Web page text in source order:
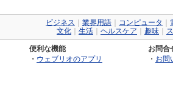
ビジネス 業界用語 コンピュータ
文化
生活 ヘルスケア 趣味
便利な機能
・ ウェブリオのアプリ
お問合
・ お問